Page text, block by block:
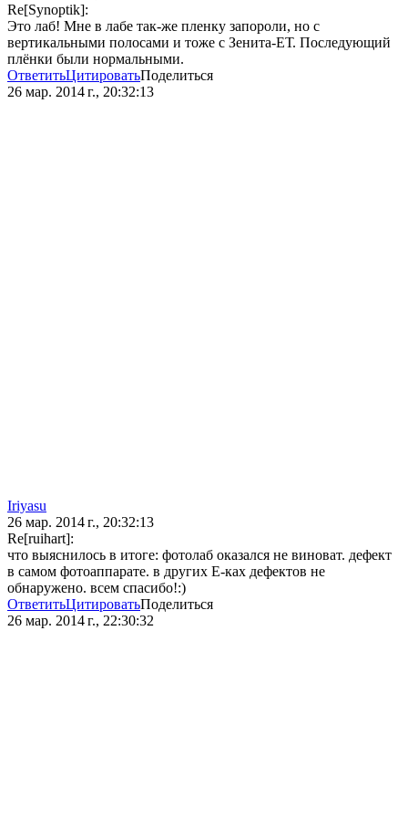
Re[Synoptik]:
Это лаб! Мне в лабе так-же пленку запороли, но с
вертикальными полосами и тоже с Зенита-ЕТ. Последующий
плёнки были нормальными.
ОтветитьЦитироватьПоделиться
26 мар. 2014 г., 20:32:13
Iriyasu
26 мар. 2014 г., 20:32:13
Re[ruihart]:
что выяснилось в итоге: фотолаб оказался не виноват. дефект
в самом фотоаппарате. в других Е-ках дефектов не
обнаружено. всем спасибо!:)
ОтветитьЦитироватьПоделиться
26 мар. 2014 г., 22:30:32